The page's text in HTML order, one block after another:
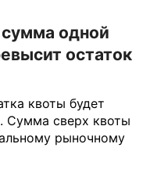
одной
остаток
квоты будет
Сумма сверх квоты
рыночному